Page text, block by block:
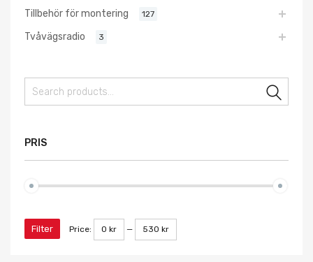
Tillbehör för montering 127
Tvåvägsradio 3
PRIS
Filter Price: 0 kr — 530 kr